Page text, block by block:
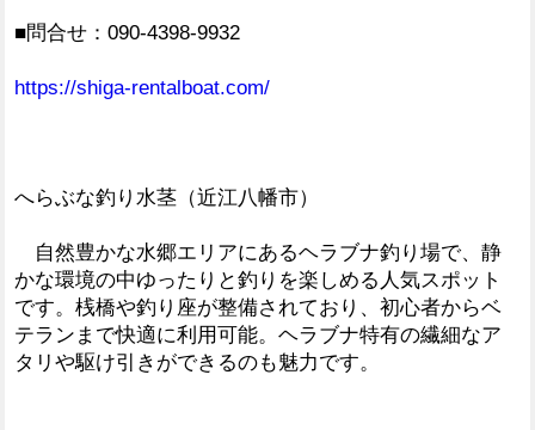
■問合せ：090-4398-9932
https://shiga-rentalboat.com/
へらぶな釣り水茎（近江八幡市）
自然豊かな水郷エリアにあるヘラブナ釣り場で、静
かな環境の中ゆったりと釣りを楽しめる人気スポット
です。桟橋や釣り座が整備されており、初心者からベ
テランまで快適に利用可能。ヘラブナ特有の繊細なア
タリや駆け引きができるのも魅力です。